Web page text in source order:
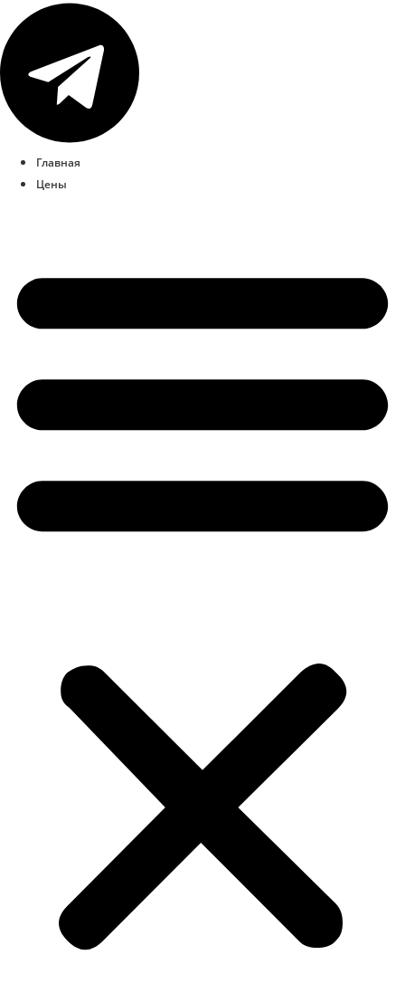
Главная
Цены